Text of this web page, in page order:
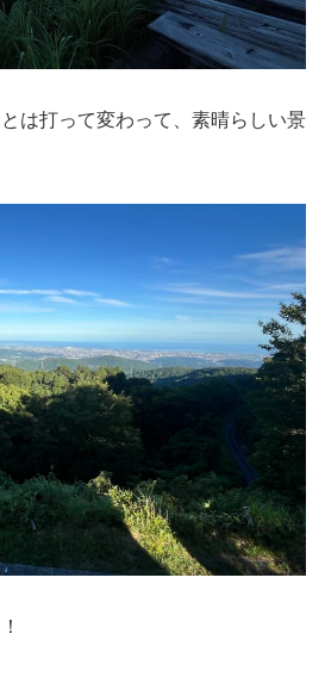
は打って変わって、素晴らしい景